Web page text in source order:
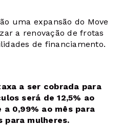
uma expansão do Move
a renovação de frotas
de financiamento.
a ser cobrada para
será de 12,5% ao
a 0,99% ao mês para
para mulheres.